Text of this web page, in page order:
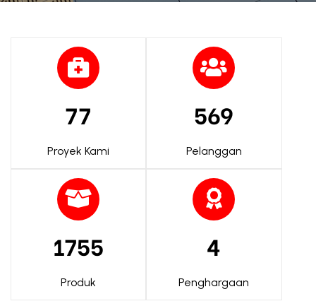
77
Proyek Kami
569
Pelanggan
1755
Produk
4
Penghargaan